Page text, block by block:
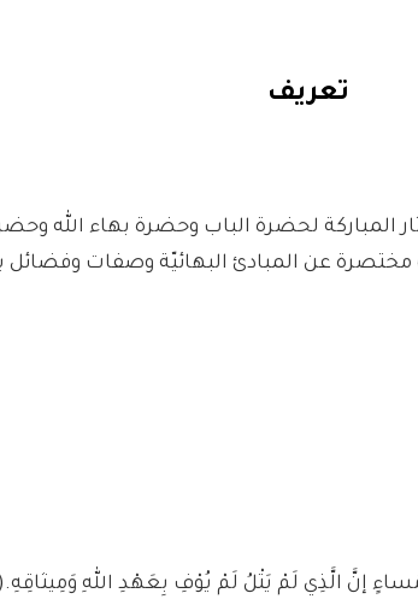
تعريف
المباركة لحضرة الباب وحضرة بهاء الله
مختصرة عن المبادئ البهائيّة وصفات
إنَّ الَّذِي لَمْ يَتْلُ لَمْ يُوْفِ بِعَهْدِ اللهِ وَمِيثاقِهِ.(1)